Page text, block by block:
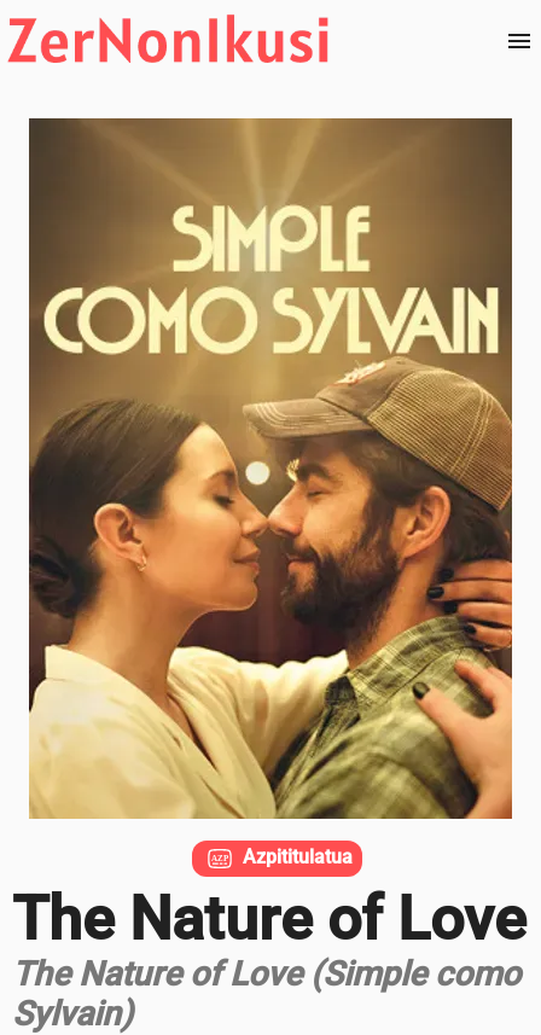
The Nature of Love
The Nature of Love (Simple como
Sylvain)
Azpititulatua